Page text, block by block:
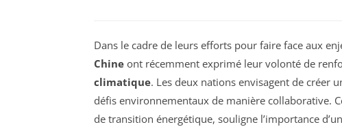
Dans le cadre de leurs efforts pour faire face aux
Chine ont récemment exprimé leur volonté de
climatique. Les deux nations envisagent de créer
défis environnementaux de manière collaborative.
de transition énergétique, souligne l’importance